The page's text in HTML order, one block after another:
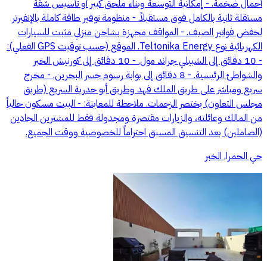
أحمال ضخمة. - إمكانية التوسعة وبناء ملحق كبير أو تأسيس شقة
مستقلة ثانية بالكامل فوق مستقبلاً. - منظومة توفير طاقة كاملة بالإنفيرتر
لخفض فواتير الصيف. - المواقف مجهزة بشاحن منزلي مثبت للسيارات
الكهربائية نوع Teltonika Energy. الموقع (حسب توقيت GPS الفعلي):
- 10 دقائق إلى الشبيلي جراند مول. - 10 دقائق إلى كورنيش الخبر
والشواطئ الرئيسية. - 8 دقائق إلى بوابة رسوم جسر البحرين. - مخرج
سريع ومباشر على طريق الملك فهد وطريق أبو حدرية السريع (طريق
مجلس التعاون) يختصر الزحمات. ملاحظة للمعاينة: - البيت مسكون حالياً
من المالك وعائلته، والزيارات مقتصرة ومجدولة فقط للمشترين الجادين
(الصاملين) بعد التنسيق المسبق احتراماً للخصوصية ووقت الجميع.
حي الحمرا, الخبر